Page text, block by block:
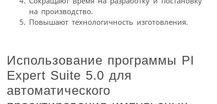
на производство.
Повышают технологичность изготовления.
Использование программы PI
Expert Suite 5.0 для
автоматического